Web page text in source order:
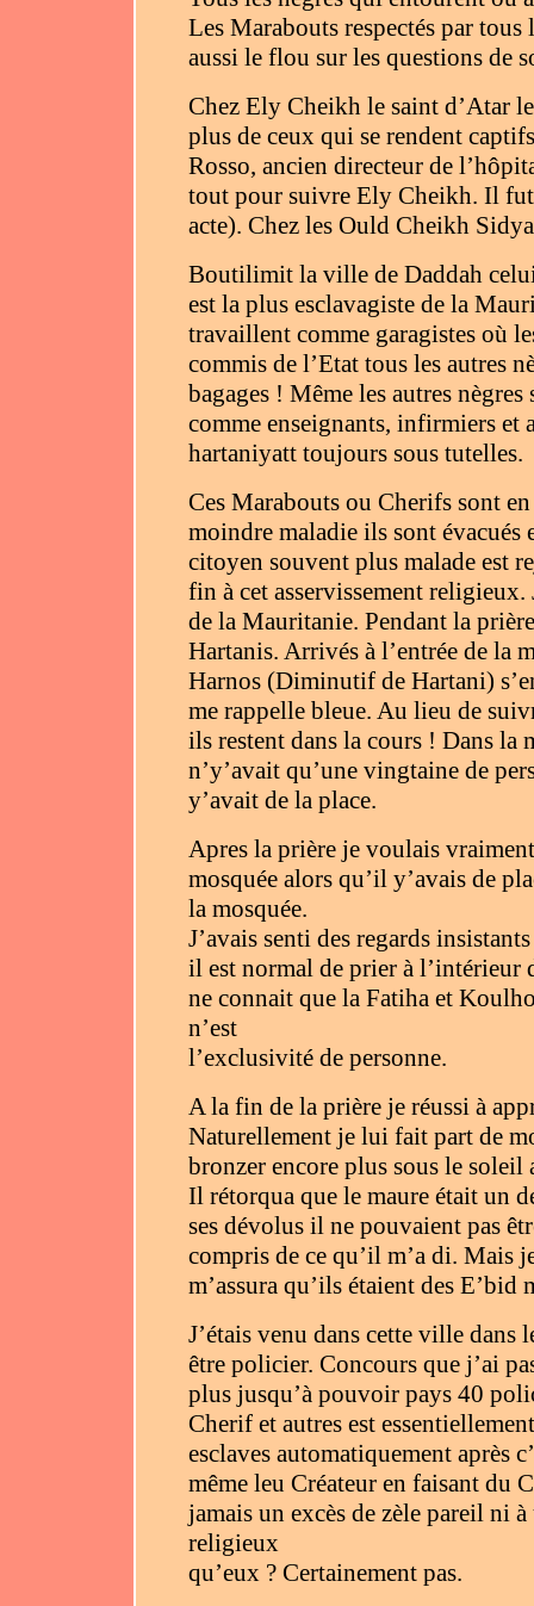
Les Marabouts respectés par
aussi le flou sur les questions de
Chez Ely Cheikh le saint d’Atar
plus de ceux qui se rendent
Rosso, ancien directeur de
tout pour suivre Ely Cheikh. Il
acte). Chez les Ould Cheikh
Boutilimit la ville de Daddah
est la plus esclavagiste de la
travaillent comme garagistes où
commis de l’Etat tous les autres
bagages ! Même les autres
comme enseignants, infirmiers et
hartaniyatt toujours sous tutelles.
Ces Marabouts ou Cherifs sont
moindre maladie ils sont évacués
citoyen souvent plus malade est
fin à cet asservissement religieux.
de la Mauritanie. Pendant la
Hartanis. Arrivés à l’entrée de la
Harnos (Diminutif de Hartani)
me rappelle bleue. Au lieu de
ils restent dans la cours ! Dans la
n’y’avait qu’une vingtaine de
y’avait de la place.
Apres la prière je voulais
mosquée alors qu’il y’avais de
la mosquée.
J’avais senti des regards
il est normal de prier à l’intérieur
ne connait que la Fatiha et
n’est
l’exclusivité de personne.
A la fin de la prière je réussi à
Naturellement je lui fait part de
bronzer encore plus sous le soleil
Il rétorqua que le maure était un
ses dévolus il ne pouvaient pas
compris de ce qu’il m’a di. Mais
m’assura qu’ils étaient des E’bid
J’étais venu dans cette ville dans
être policier. Concours que j’ai
plus jusqu’à pouvoir pays 40
Cherif et autres est
esclaves automatiquement après
même leu Créateur en faisant du
jamais un excès de zèle pareil ni
religieux
qu’eux ? Certainement pas.